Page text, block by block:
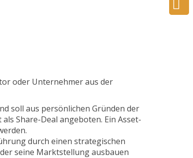
oder Unternehmer aus der
soll aus persönlichen Gründen der
Share-Deal angeboten. Ein Asset-
durch einen strategischen
seine Marktstellung ausbauen